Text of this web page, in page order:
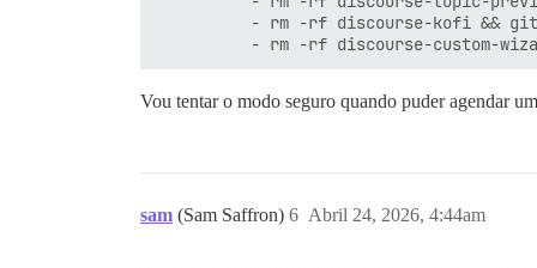
- rm -rf discourse-kofi &&
Vou tentar o modo seguro quando puder agendar
sam (Sam Saffron) Abril 24, 2026, 4:44am
6